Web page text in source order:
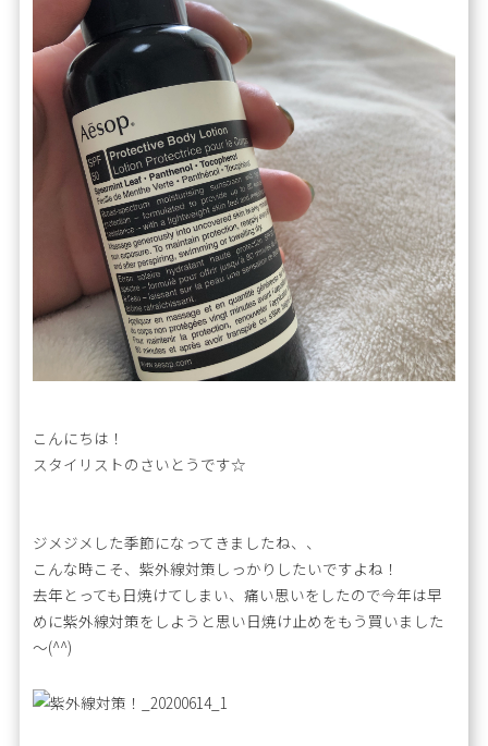
こんにちは！
スタイリストのさいとうです☆
ジメジメした季節になってきましたね、、
こんな時こそ、紫外線対策しっかりしたいですよね！
去年とっても日焼けてしまい、痛い思いをしたので今年は早
めに紫外線対策をしようと思い日焼け止めをもう買いました
～(^^)